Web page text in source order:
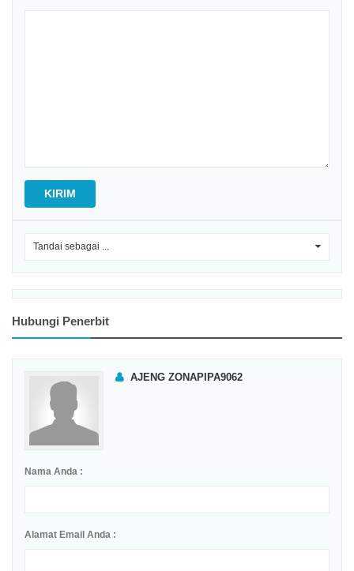
KIRIM
Tandai sebagai ...
Hubungi Penerbit
AJENG ZONAPIPA9062
Nama Anda :
Alamat Email Anda :